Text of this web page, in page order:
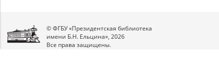
© ФГБУ «Президентская библиотека
имени Б.Н. Ельцина», 2026
Все права защищены.